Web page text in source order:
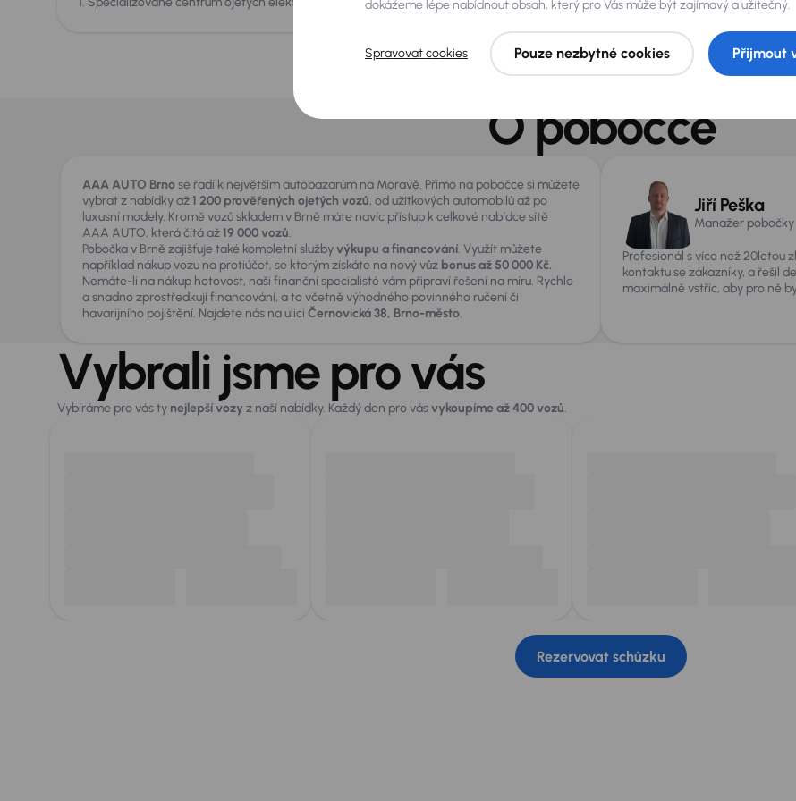
Galerie
O pobočce
AAA AUTO Brnose řadí k největším autobazarům na Moravě. Přímo na pobočce si můžete
vybrat z nabídky až 1 200 prověřených ojetých vozů, od užitkových automobilů až po
luxusní modely. Kromě vozů skladem v Brně máte navíc přístup k celkové nabídce sítě
AAA AUTO, která čítá až 19 000 vozů.
Pobočka v Brně zajišťuje také kompletní službyvýkupu a financování. Využít můžete
například nákup vozu na protiúčet, se kterým získáte na nový vůz bonus až 50 000 Kč.
Nemáte-li na nákup hotovost, naši finanční specialisté vám připraví řešení na míru. Rychle
a snadno zprostředkují financování, a to včetně výhodného povinného ručení či
havarijního pojištění. Najdete nás na ulici Černovická 38, Brno-město.
Jiří Peška
Manažer pobočky
Profesionál s více než 20letou
kontaktu se zákazníky, a řešil
maximálně vstříc, aby pro ně
Vybrali jsme pro vás
Vybíráme pro vás ty nejlepší vozy z naší nabídky. Každý den pro vásvykoupíme až 400 vozů.
Rezervovat schůzku
dokážeme lépe nabídnout obsah, který pro Vás může být zajímavý a užitečný.
Spravovat cookies Pouze nezbytné cookies Přijmout